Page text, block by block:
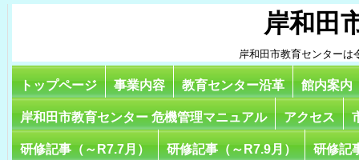
岸和田
岸和田市教育センターは
トップページ 事業内容 教育センター沿革 館内案内
岸和田市教育センター 危機管理マニュアル アクセス
研修記事（～R7.7月） 研修記事（～R7.9月） 研修記